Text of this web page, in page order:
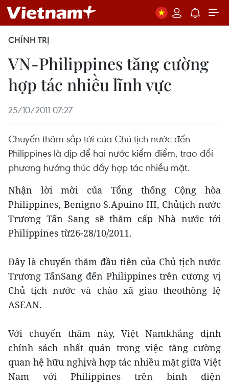
CHÍNH TRỊ
VN-Philippines tăng cường
hợp tác nhiều lĩnh vực
25/10/2011 07:27
Chuyến thăm sắp tới của Chủ tịch nước đến
Philippines là dịp để hai nước kiểm điểm, trao đổi
phương hướng thúc đẩy hợp tác nhiều mặt.
Nhận lời mời của Tổng thống Cộng hòa
Philippines, Benigno S.Apuino III, Chủtịch nước
Trương Tấn Sang sẽ thăm cấp Nhà nước tới
Philippines từ26-28/10/2011.
Đây là chuyến thăm đầu tiên của Chủ tịch nước
Trương TấnSang đến Philippines trên cương vị
Chủ tịch nước và chào xã giao theothông lệ
ASEAN.
Với chuyến thăm này, Việt Namkhẳng định
chính sách nhất quán trong việc tăng cường
quan hệ hữu nghịvà hợp tác nhiều mặt giữa Việt
Nam với Philippines trên bình diện